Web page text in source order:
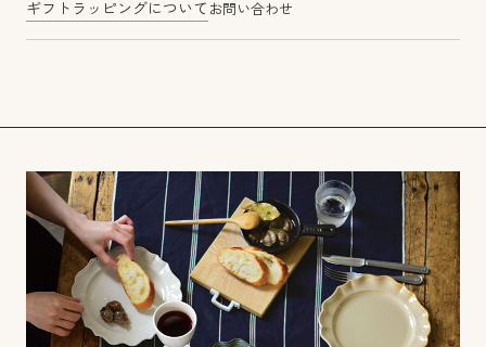
ギフトラッピングについて お問い合わせ